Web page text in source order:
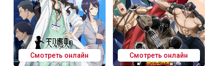
Смотреть онлайн Смотреть онлайн